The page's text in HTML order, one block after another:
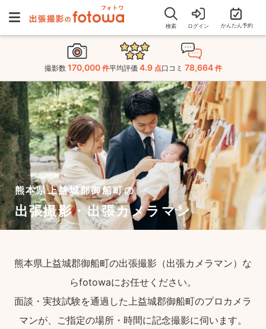
検索 ログイン かんたん予約
撮影数 170,000 件平均評価 4.9 点口コミ 78,664 件
熊本県上益城郡御船町の
出張撮影・出張カメラマン
熊本県上益城郡御船町の出張撮影（出張カメラマン）な
らfotowaにお任せください。
面談・実技試験を通過した上益城郡御船町のプロカメラ
マンが、ご指定の場所・時間に記念撮影に伺います。